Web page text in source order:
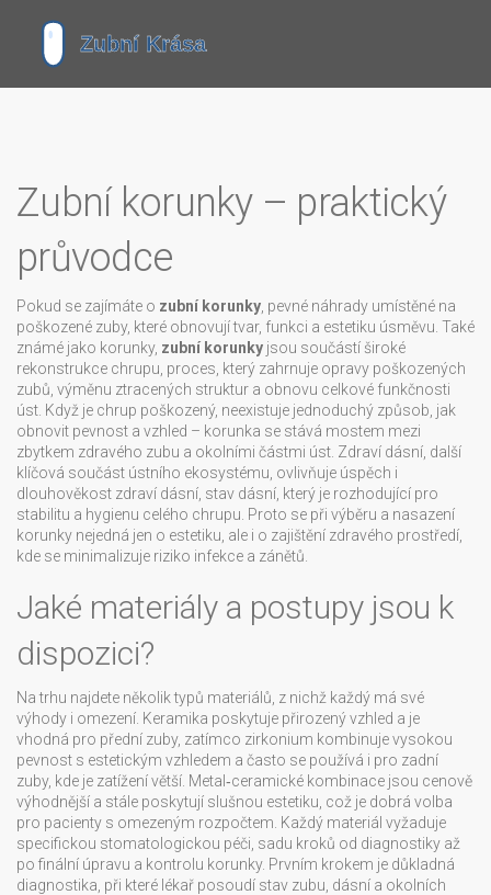
Zubní korunky – praktický
průvodce
Pokud se zajímáte o zubní korunky pevné náhrady umístěné na
poškozené zuby, které obnovují tvar, funkci a estetiku úsměvu . Také
známé jako korunky, zubní korunky jsou součástí široké
rekonstrukce chrupu proces, který zahrnuje opravy poškozených
zubů, výměnu ztracených struktur a obnovu celkové funkčnosti
úst . Když je chrup poškozený, neexistuje jednoduchý způsob, jak
obnovit pevnost a vzhled – korunka se stává mostem mezi
zbytkem zdravého zubu a okolními částmi úst. Zdraví dásní, další
klíčová součást ústního ekosystému, ovlivňuje úspěch i
dlouhověkost zdraví dásní stav dásní, který je rozhodující pro
stabilitu a hygienu celého chrupu . Proto se při výběru a nasazení
korunky nejedná jen o estetiku, ale i o zajištění zdravého prostředí,
kde se minimalizuje riziko infekce a zánětů.
Jaké materiály a postupy jsou k
dispozici?
Na trhu najdete několik typů materiálů, z nichž každý má své
výhody i omezení. Keramika poskytuje přirozený vzhled a je
vhodná pro přední zuby, zatímco zirkonium kombinuje vysokou
pevnost s estetickým vzhledem a často se používá i pro zadní
zuby, kde je zatížení větší. Metal‑ceramické kombinace jsou cenově
výhodnější a stále poskytují slušnou estetiku, což je dobrá volba
pro pacienty s omezeným rozpočtem. Každý materiál vyžaduje
specifickou stomatologickou péči sadu kroků od diagnostiky až
po finální úpravu a kontrolu korunky. Prvním krokem je důkladná
diagnostika, při které lékař posoudí stav zubu, dásní a okolních